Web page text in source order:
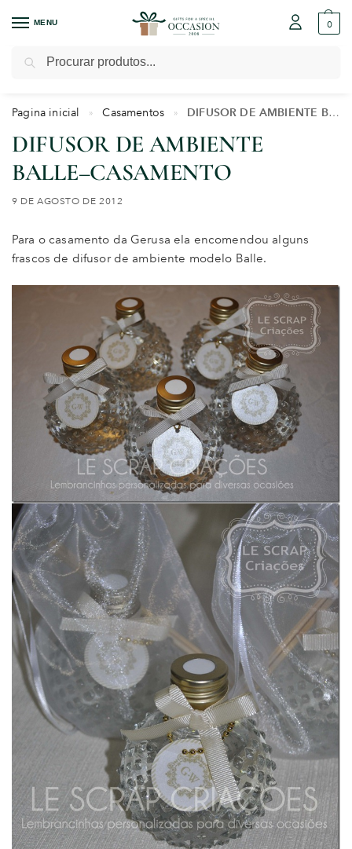
MENU 0
Pagina inicial » Casamentos » DIFUSOR DE AMBIENTE BALLE–CASAMENTO
DIFUSOR DE AMBIENTE
BALLE–CASAMENTO
9 DE AGOSTO DE 2012
Para o casamento da Gerusa ela encomendou alguns
frascos de difusor de ambiente modelo Balle.